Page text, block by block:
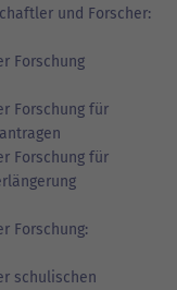
und Forscher:
Forschung
Forschung für
Forschung für
Forschung:
schulischen